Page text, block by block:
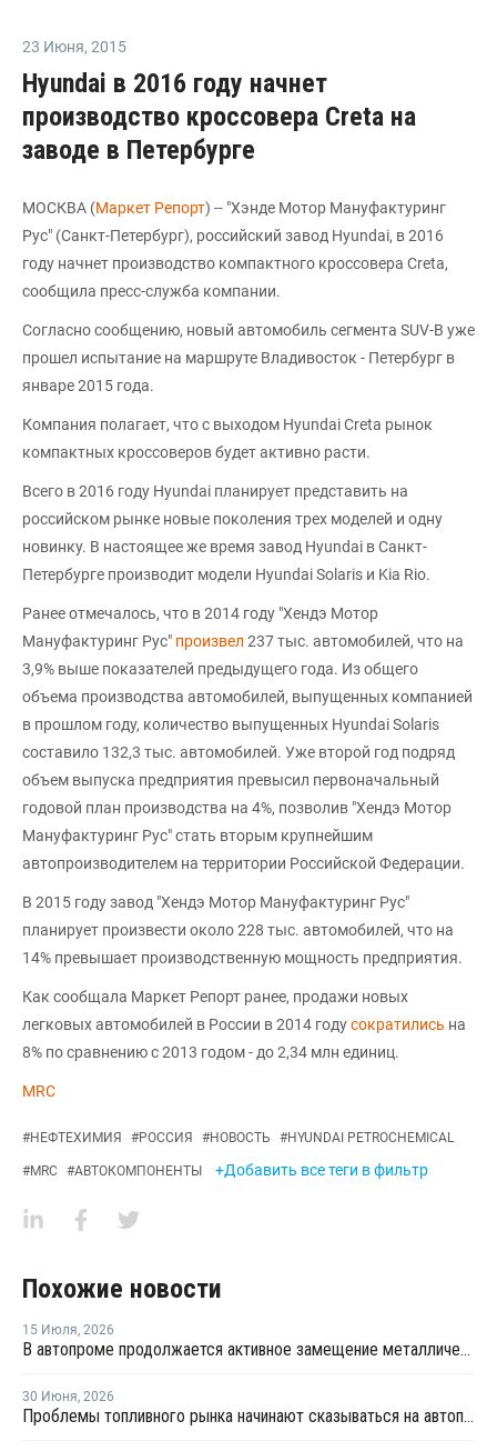
23 Июня, 2015
Hyundai в 2016 году начнет
производство кроссовера Creta на
заводе в Петербурге
МОСКВА (Маркет Репорт) -- "Хэнде Мотор Мануфактуринг
Рус" (Санкт-Петербург), российский завод Hyundai, в 2016
году начнет производство компактного кроссовера Creta,
сообщила пресс-служба компании.
Согласно сообщению, новый автомобиль сегмента SUV-B уже
прошел испытание на маршруте Владивосток - Петербург в
январе 2015 года.
Компания полагает, что с выходом Hyundai Creta рынок
компактных кроссоверов будет активно расти.
Всего в 2016 году Hyundai планирует представить на
российском рынке новые поколения трех моделей и одну
новинку. В настоящее же время завод Hyundai в Санкт-
Петербурге производит модели Hyundai Solaris и Kia Rio.
Ранее отмечалось, что в 2014 году "Хендэ Мотор
Мануфактуринг Рус" произвел 237 тыс. автомобилей, что на
3,9% выше показателей предыдущего года. Из общего
объема производства автомобилей, выпущенных компанией
в прошлом году, количество выпущенных Hyundai Solaris
составило 132,3 тыс. автомобилей. Уже второй год подряд
объем выпуска предприятия превысил первоначальный
годовой план производства на 4%, позволив "Хендэ Мотор
Мануфактуринг Рус" стать вторым крупнейшим
автопроизводителем на территории Российской Федерации.
В 2015 году завод "Хендэ Мотор Мануфактуринг Рус"
планирует произвести около 228 тыс. автомобилей, что на
14% превышает производственную мощность предприятия.
Как сообщала Маркет Репорт ранее, продажи новых
легковых автомобилей в России в 2014 годусократились на
8% по сравнению с 2013 годом - до 2,34 млн единиц.
MRC
#НЕФТЕХИМИЯ #РОССИЯ #НОВОСТЬ #HYUNDAI PETROCHEMICAL
#MRC #АВТОКОМПОНЕНТЫ +Добавить все теги в фильтр
Похожие новости
15 Июля, 2026
В автопроме продолжается активное замещение металлических компонентов конструкционными полимерами
30 Июня, 2026
Проблемы топливного рынка начинают сказываться на автоперевозках